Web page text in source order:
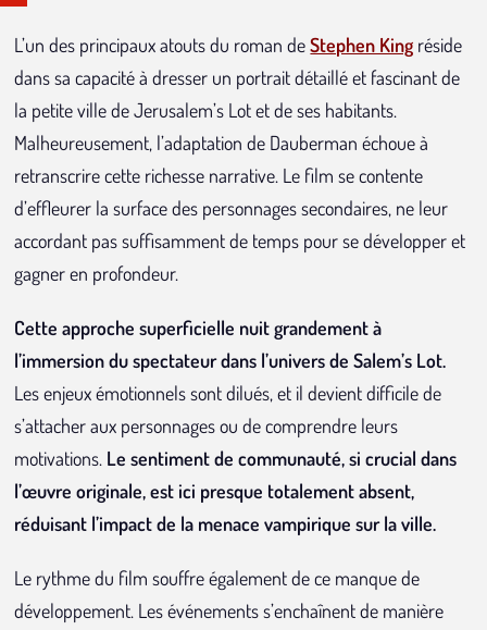
L’un des principaux atouts du roman deStephen King réside
dans sa capacité à dresser un portrait détaillé et fascinant de
la petite ville de Jerusalem’s Lot et de ses habitants.
Malheureusement, l’adaptation de Dauberman échoue à
retranscrire cette richesse narrative. Le film se contente
d’effleurer la surface des personnages secondaires, ne leur
accordant pas suffisamment de temps pour se développer et
gagner en profondeur.
Cette approche superficielle nuit grandement à
l’immersion du spectateur dans l’univers de Salem’s Lot.
Les enjeux émotionnels sont dilués, et il devient difficile de
s’attacher aux personnages ou de comprendre leurs
motivations. Le sentiment de communauté, si crucial dans
l’œuvre originale, est ici presque totalement absent,
réduisant l’impact de la menace vampirique sur la ville.
Le rythme du film souffre également de ce manque de
développement. Les événements s’enchaînent de manière